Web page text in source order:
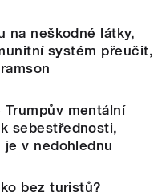
na neškodné látky,
systém přeučit,
mentální
sebestřednosti,
v nedohlednu
bez turistů?